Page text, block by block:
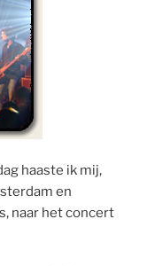
haaste ik mij,
en
naar het concert